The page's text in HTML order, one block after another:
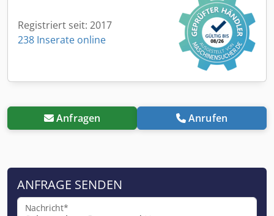
Registriert seit: 2017
238 Inserate online
Anfragen Anrufen
ANFRAGE SENDEN
Nachricht*